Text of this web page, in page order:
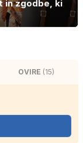
in zgodbe, ki
OVIRE (15)